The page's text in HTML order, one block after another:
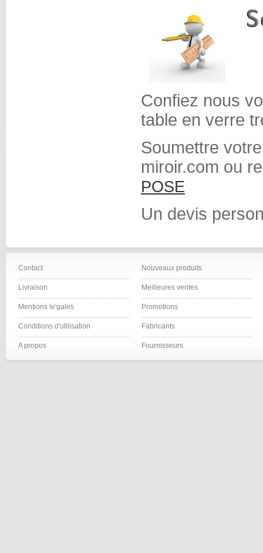
Confiez nous
table en verre
Soumettre
miroir.com ou
POSE
Un devis
Contact
Livraison
Mentions le'gales
Conditions d'utilisation
A propos
Nouveaux produits
Meilleures ventes
Promotions
Fabricants
Fournisseurs